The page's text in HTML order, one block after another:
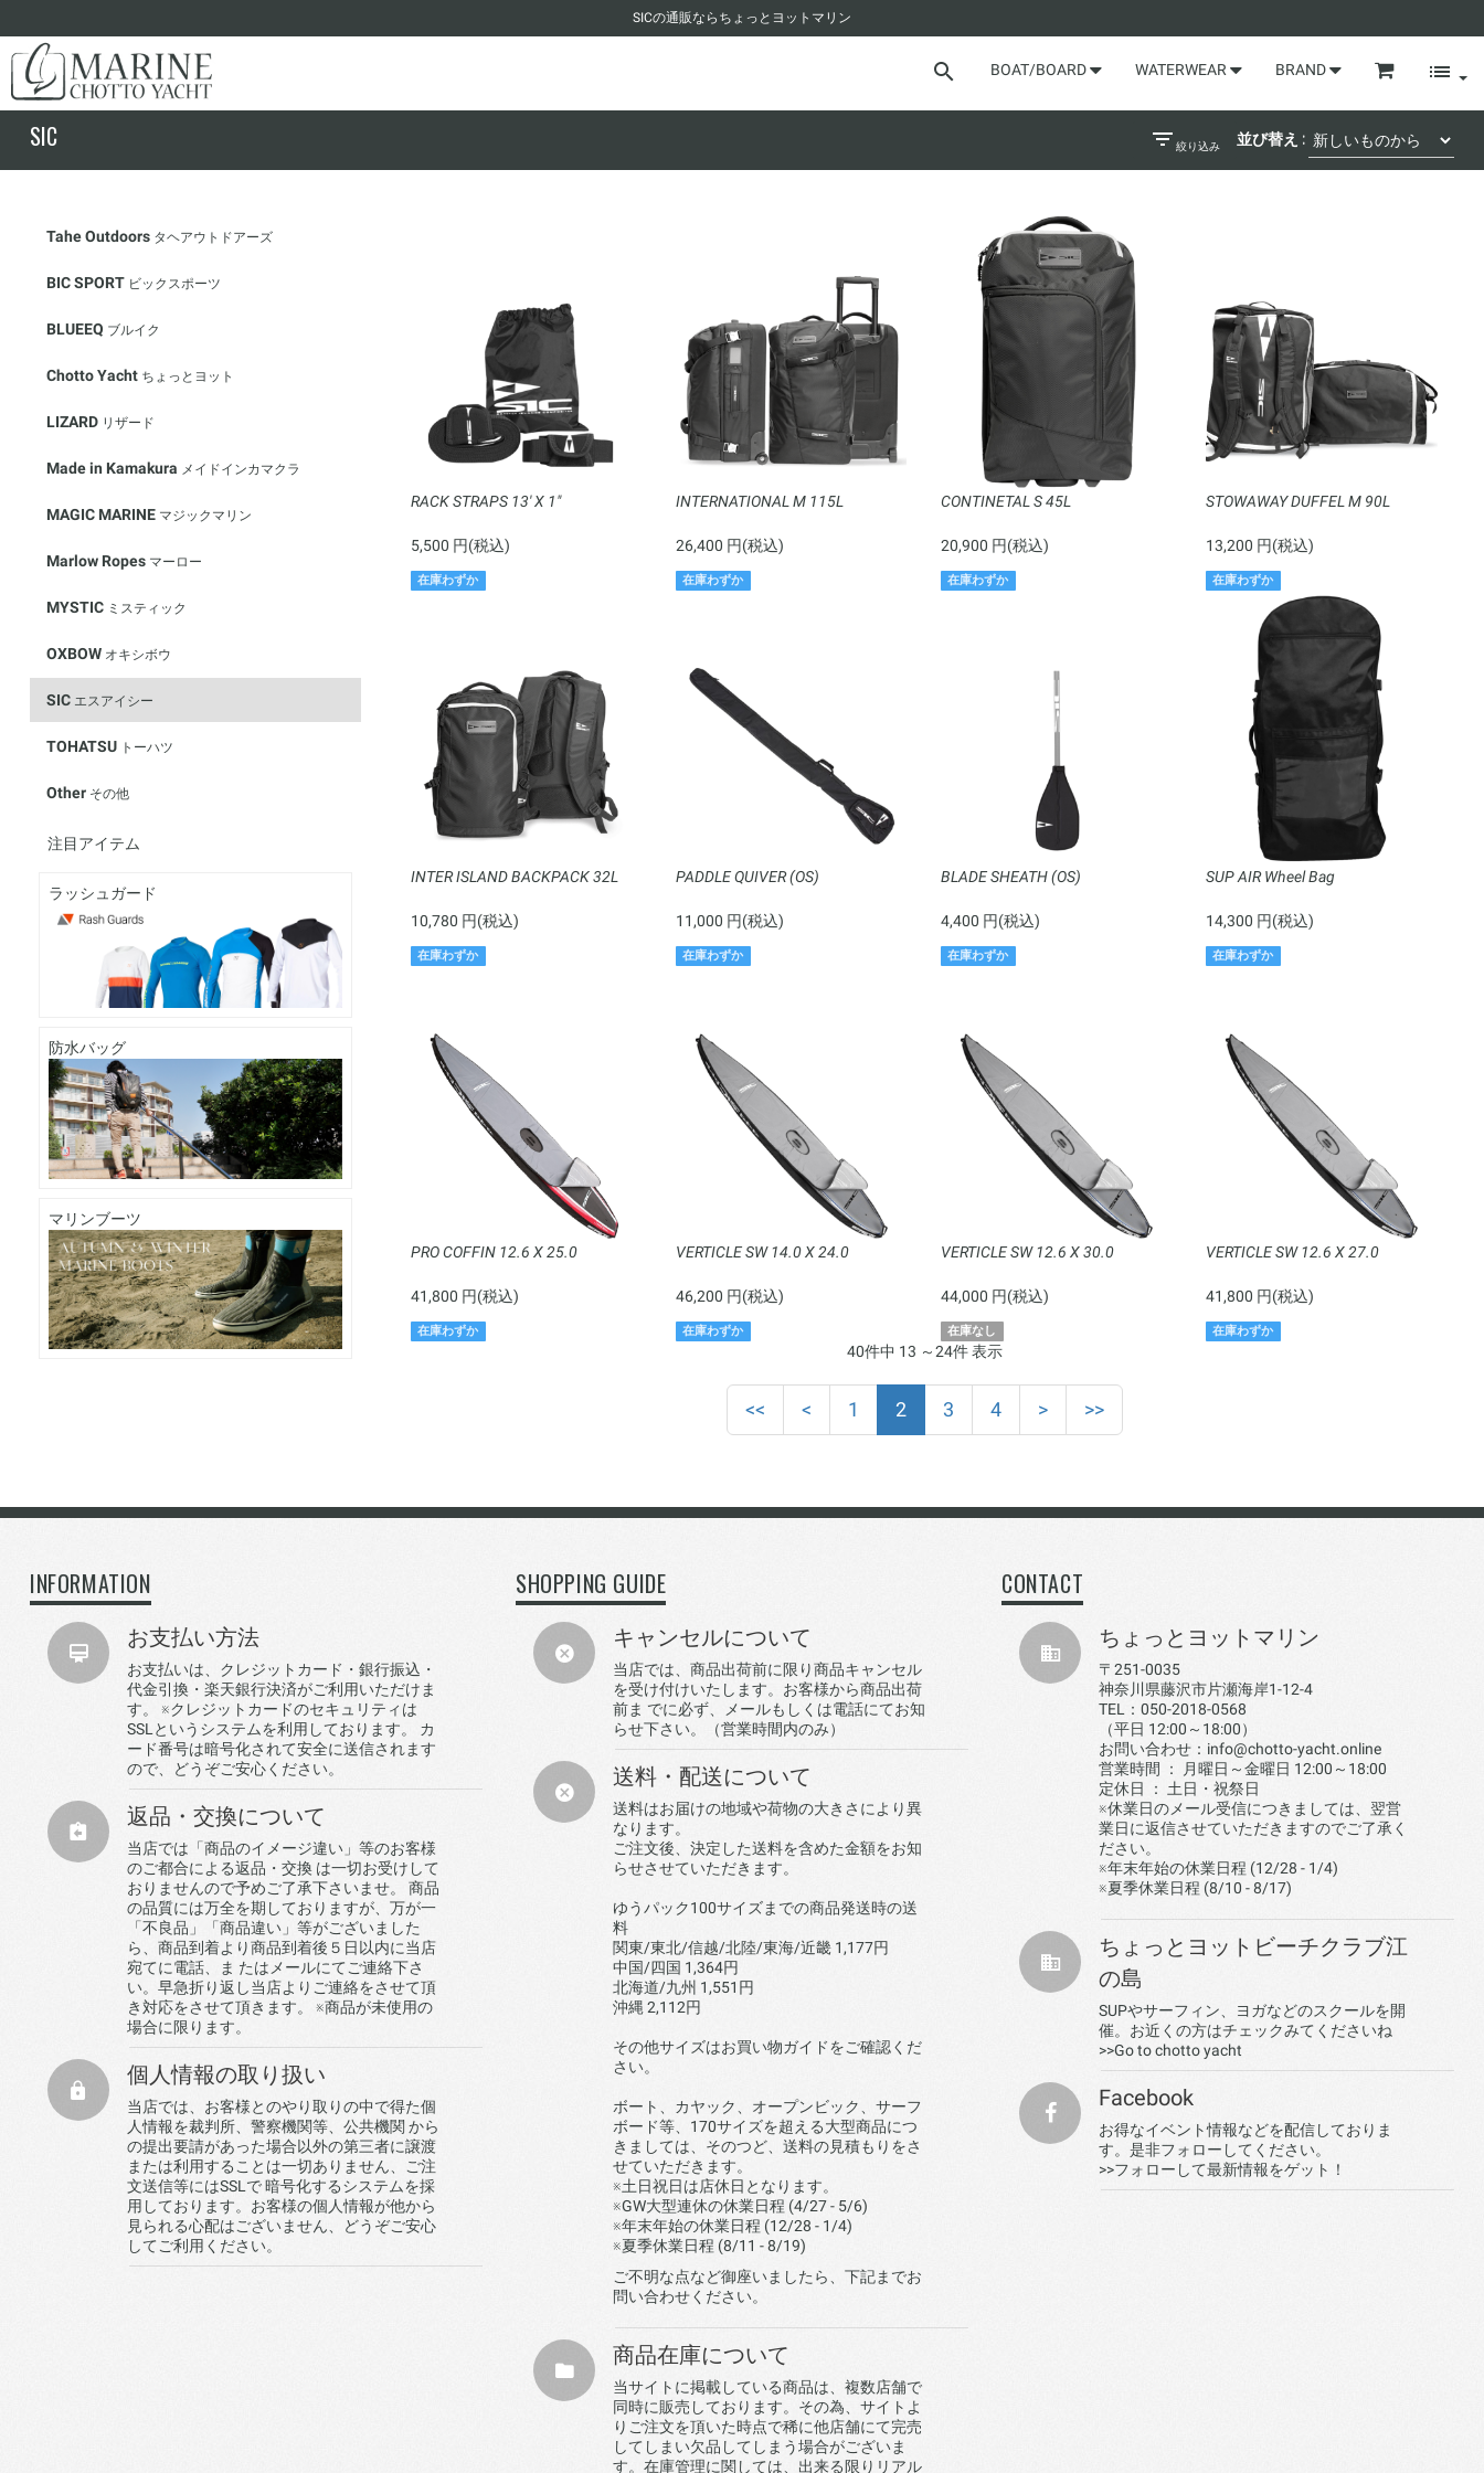
SICの通販ならちょっとヨットマリン
BOAT/BOARD WATERWEAR BRAND
SIC 絞り込み 並び替え :
RACK STRAPS 13' X 1"
5,500 円(税込)
在庫わずか
INTERNATIONAL M 115L
26,400 円(税込)
在庫わずか
CONTINETAL S 45L
20,900 円(税込)
在庫わずか
STOWAWAY DUFFEL M 90L
13,200 円(税込)
在庫わずか
INTER ISLAND BACKPACK 32L
10,780 円(税込)
在庫わずか
PADDLE QUIVER (OS)
11,000 円(税込)
在庫わずか
BLADE SHEATH (OS)
4,400 円(税込)
在庫わずか
SUP AIR Wheel Bag
14,300 円(税込)
在庫わずか
PRO COFFIN 12.6 X 25.0
41,800 円(税込)
在庫わずか
VERTICLE SW 14.0 X 24.0
46,200 円(税込)
在庫わずか
VERTICLE SW 12.6 X 30.0
44,000 円(税込)
在庫なし
VERTICLE SW 12.6 X 27.0
41,800 円(税込)
在庫わずか
40件中 13 ～24件 表示
<< < 1 2(current)
3 4 > >>
Tahe Outdoors タヘアウトドアーズ
BIC SPORT ビックスポーツ
BLUEEQ ブルイク
Chotto Yacht ちょっとヨット
LIZARD リザード
Made in Kamakura メイドインカマクラ
MAGIC MARINE マジックマリン
Marlow Ropes マーロー
MYSTIC ミスティック
OXBOW オキシボウ
SIC エスアイシー
TOHATSU トーハツ
Other その他
注目アイテム
ラッシュガード
防水バッグ
マリンブーツ
INFORMATION
お支払い方法
お支払いは、クレジットカード・銀行振込・
代金引換・楽天銀行決済がご利用いただけま
す。 ※クレジットカードのセキュリティは
SSLというシステムを利用しております。 カ
ード番号は暗号化されて安全に送信されます
ので、どうぞご安心ください。
返品・交換について
当店では「商品のイメージ違い」等のお客様
のご都合による返品・交換 は一切お受けして
おりませんので予めご了承下さいませ。 商品
の品質には万全を期しておりますが、万が一
「不良品」「商品違い」等がございました
ら、商品到着より商品到着後５日以内に当店
宛てに電話、ま たはメールにてご連絡下さ
い。早急折り返し当店よりご連絡をさせて頂
き対応をさせて頂きます。 ※商品が未使用の
場合に限ります。
個人情報の取り扱い
当店では、お客様とのやり取りの中で得た個
人情報を裁判所、警察機関等、公共機関 から
の提出要請があった場合以外の第三者に譲渡
または利用することは一切ありません、ご注
文送信等にはSSLで 暗号化するシステムを採
用しております。お客様の個人情報が他から
見られる心配はございません、どうぞご安心
してご利用ください。
SHOPPING GUIDE
キャンセルについて
当店では、商品出荷前に限り商品キャンセル
を受け付けいたします。お客様から商品出荷
前ま でに必ず、メールもしくは電話にてお知
らせ下さい。（営業時間内のみ）
送料・配送について
送料はお届けの地域や荷物の大きさにより異
なります。
ご注文後、決定した送料を含めた金額をお知
らせさせていただきます。
ゆうパック100サイズまでの商品発送時の送
料
関東/東北/信越/北陸/東海/近畿 1,177円
中国/四国 1,364円
北海道/九州 1,551円
沖縄 2,112円
その他サイズはお買い物ガイドをご確認くだ
さい。
ボート、カヤック、オープンビック、サーフ
ボード等、170サイズを超える大型商品につ
きましては、そのつど、送料の見積もりをさ
せていただきます。
※土日祝日は店休日となります。
※GW大型連休の休業日程 (4/27 - 5/6)
※年末年始の休業日程 (12/28 - 1/4)
※夏季休業日程 (8/11 - 8/19)
ご不明な点など御座いましたら、下記までお
問い合わせください。
商品在庫について
当サイトに掲載している商品は、複数店舗で
同時に販売しております。その為、サイトよ
りご注文を頂いた時点で稀に他店舗にて完売
してしまい欠品してしまう場合がございま
す。在庫管理に関しては、出来る限りリアル
CONTACT
ちょっとヨットマリン
〒251-0035
神奈川県藤沢市片瀬海岸1-12-4
TEL：050-2018-0568
（平日 12:00～18:00）
お問い合わせ：info@chotto-yacht.online
営業時間 ： 月曜日～金曜日 12:00～18:00
定休日 ： 土日・祝祭日
※休業日のメール受信につきましては、翌営
業日に返信させていただきますのでご了承く
ださい。
※年末年始の休業日程 (12/28 - 1/4)
※夏季休業日程 (8/10 - 8/17)
ちょっとヨットビーチクラブ江
の島
SUPやサーフィン、ヨガなどのスクールを開
催。お近くの方はチェックみてくださいね
>>Go to chotto yacht
Facebook
お得なイベント情報などを配信しておりま
す。是非フォローしてください。
>>フォローして最新情報をゲット！